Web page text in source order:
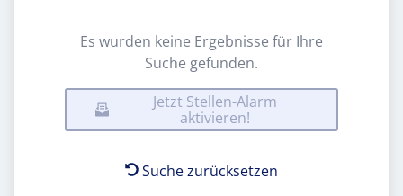
Es wurden keine Ergebnisse für Ihre
Suche gefunden.
Jetzt Stellen-Alarm
aktivieren!
Suche zurücksetzen